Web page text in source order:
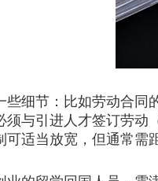
节：比如劳动合同的
须与引进人才签订劳动
适当放宽，但通常需